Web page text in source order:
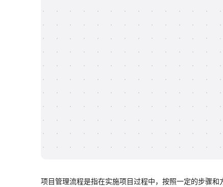
项目管理流程是指在实施项目过程中，按照一定的步骤